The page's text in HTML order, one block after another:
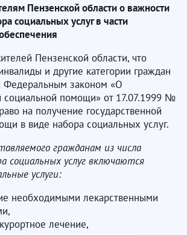
Пензенской области о важности
социальных услуг в части
Пензенской области, что
и другие категории граждан
Федеральным законом «О
социальной помощи» от 17.07.1999 №
на получение государственной
в виде набора социальных услуг.
гражданам из числа
социальных услуг включаются
услуги:
необходимыми лекарственными
лечение,